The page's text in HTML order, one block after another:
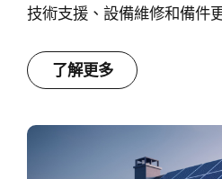
技術支援、設備維修和備件
了解更多